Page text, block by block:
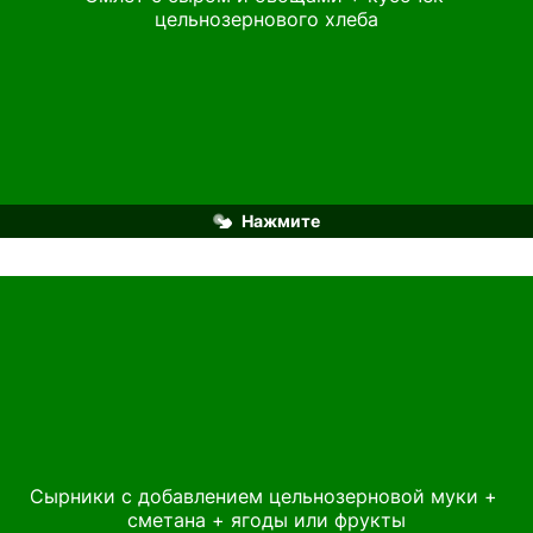
цельнозернового хлеба
Нажмите
собственных ферм и не содержит красителей и
Сырники с добавлением цельнозерновой муки +
сметана + ягоды или фрукты
«ЭкоНива» 5% с чистым и приятным
кисломолочным вкусом, отлично подходящий для